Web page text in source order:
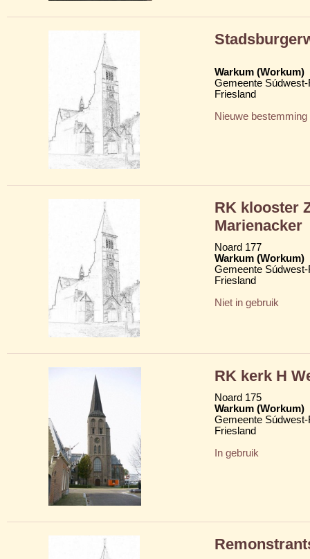
Warkum (Workum)
Gemeente
Friesland
Nieuwe bestemming
RK klooster
Marienacker
Noard 177
Warkum (Workum)
Gemeente
Friesland
Niet in gebruik
RK kerk H
Noard 175
Warkum (Workum)
Gemeente
Friesland
In gebruik